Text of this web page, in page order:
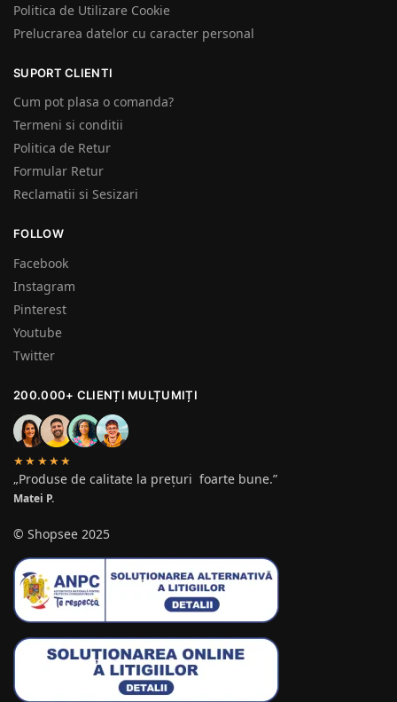
Politica de Utilizare Cookie
Prelucrarea datelor cu caracter personal
SUPORT CLIENTI
Cum pot plasa o comanda?
Termeni si conditii
Politica de Retur
Formular Retur
Reclamatii si Sesizari
FOLLOW
Facebook
Instagram
Pinterest
Youtube
Twitter
200.000+ CLIENȚI MULȚUMIȚI
★★★★★
„Produse de calitate la prețuri foarte bune.”
Matei P.
© Shopsee 2025